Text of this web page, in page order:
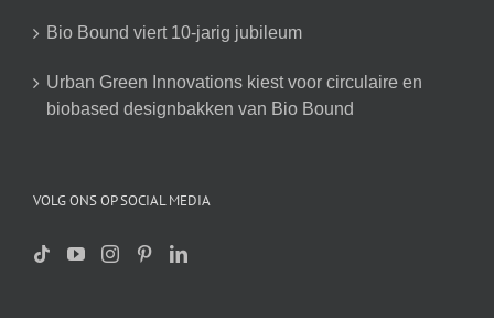
Bio Bound viert 10-jarig jubileum
Urban Green Innovations kiest voor circulaire en
biobased designbakken van Bio Bound
VOLG ONS OP SOCIAL MEDIA